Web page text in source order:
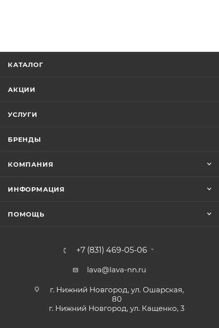
КАТАЛОГ
АКЦИИ
УСЛУГИ
БРЕНДЫ
КОМПАНИЯ
ИНФОРМАЦИЯ
ПОМОЩЬ
+7 (831) 469-05-06
lava@lava-nn.ru
г. Нижний Новгород, ул. Ошарская,
80
г. Нижний Новгород, ул. Кащенко, 3